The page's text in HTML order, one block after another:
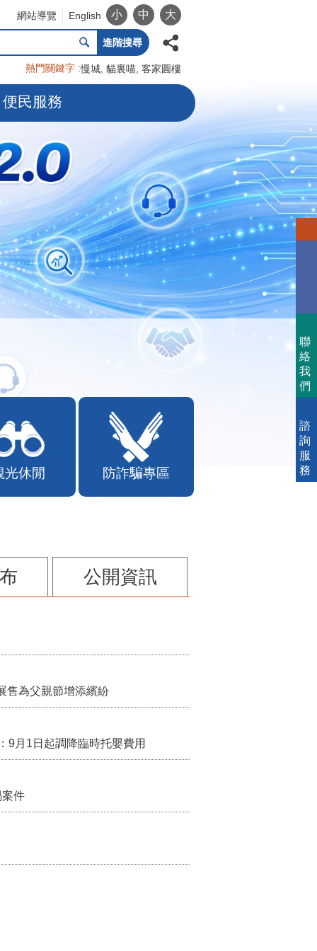
網站導覽 English 小 中 大
進階搜尋
熱門關鍵字 慢城 貓裏喵 客家圓樓
便民服務
光休閒 防詐騙專區
公開資訊
為父親節增添繽紛
9月1日起調降臨時托嬰費用
件
聯
絡
我
們
諮
詢
服
務